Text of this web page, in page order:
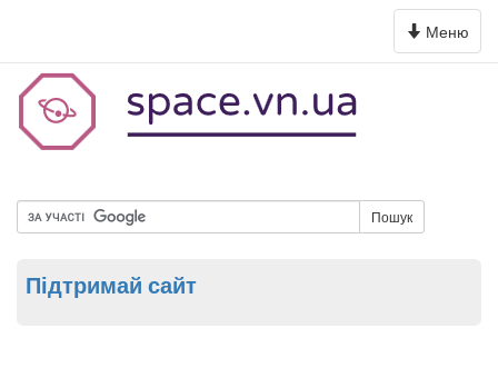
Toggle
navigation
Меню
Пошук
Підтримай сайт